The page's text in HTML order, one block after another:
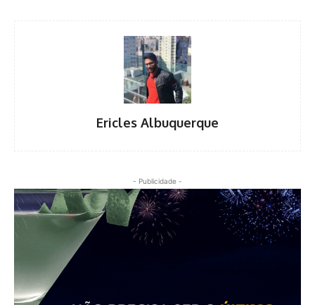
Ericles Albuquerque
- Publicidade -